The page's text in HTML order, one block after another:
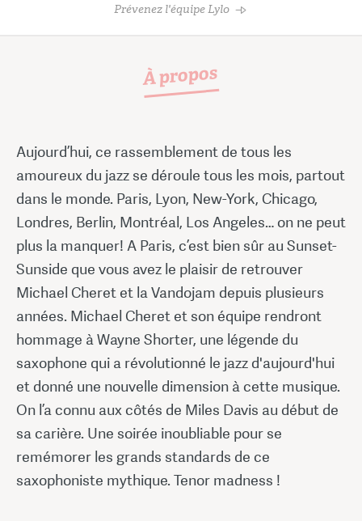
Prévenez l'équipe Lylo
À propos
Aujourd’hui, ce rassemblement de tous les
amoureux du jazz se déroule tous les mois, partout
dans le monde. Paris, Lyon, New-York, Chicago,
Londres, Berlin, Montréal, Los Angeles… on ne peut
plus la manquer! A Paris, c’est bien sûr au Sunset-
Sunside que vous avez le plaisir de retrouver
Michael Cheret et la Vandojam depuis plusieurs
années. Michael Cheret et son équipe rendront
hommage à Wayne Shorter, une légende du
saxophone qui a révolutionné le jazz d'aujourd'hui
et donné une nouvelle dimension à cette musique.
On l’a connu aux côtés de Miles Davis au début de
sa carière. Une soirée inoubliable pour se
remémorer les grands standards de ce
saxophoniste mythique. Tenor madness !